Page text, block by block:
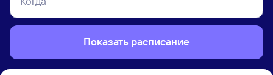
Показать расписание